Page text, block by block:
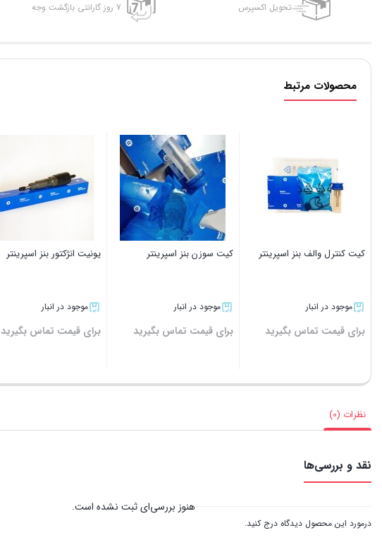
تحویل اکسپرس 7 روز گارانتی بازگشت وجه
محصولات مرتبط
کیت کنترل والف بنز اسپرینتر
موجود در انبار
برای قیمت تماس بگیرید
بستن
کیت سوزن بنز اسپرینتر
موجود در انبار
برای قیمت تماس بگیرید
بستن
یونیت انژکتور بنز اسپرینتر
موجود در انبار
برای قیمت تماس بگیرید
بستن
نظرات (0)
نقد و بررسی‌ها
درمورد این محصول دیدگاه درج کنید.
هنوز بررسی‌ای ثبت نشده است.